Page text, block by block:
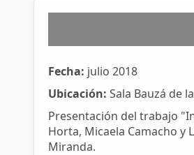
Fecha: julio 2018
Ubicación: Sala Bauzá de
Presentación del trabajo
Horta, Micaela Camacho y
Miranda.